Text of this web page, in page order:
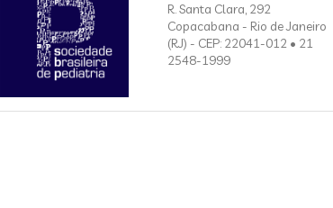
R. Santa Clara, 292
Copacabana - Rio de Janeiro
(RJ) - CEP: 22041-012 • 21
2548-1999